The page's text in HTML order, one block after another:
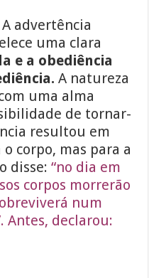
advertência
uma clara
e a obediência
A natureza
uma alma
de tornar-
resultou em
corpo, mas para a
disse:“no dia em
corpos morrerão
num
Antes, declarou: